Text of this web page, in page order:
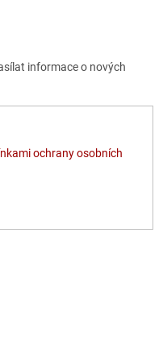
informace o nových
ochrany osobních